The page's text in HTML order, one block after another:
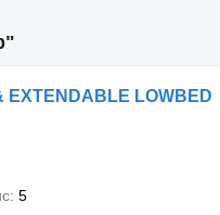
EXTENDABLE LOWBED
5